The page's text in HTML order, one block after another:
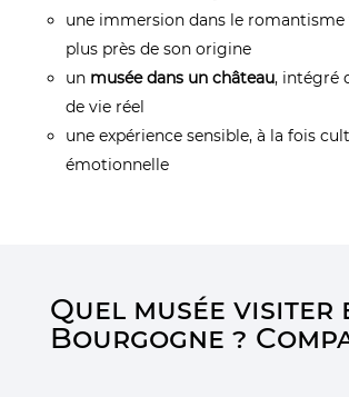
une immersion dans le romantisme
plus près de son origine
un musée dans un château, intégré
de vie réel
une expérience sensible, à la fois
émotionnelle
Quel musée visiter
Bourgogne ?